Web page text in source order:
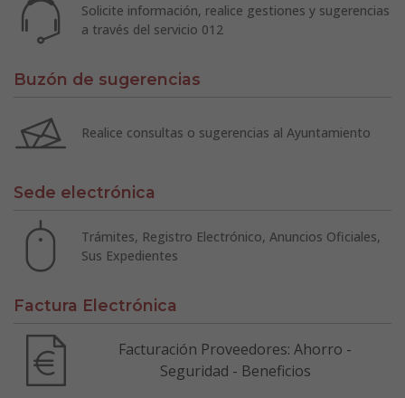
Solicite información, realice gestiones y sugerencias
a través del servicio 012
Buzón de sugerencias
Realice consultas o sugerencias al Ayuntamiento
Sede electrónica
Trámites, Registro Electrónico, Anuncios Oficiales,
Sus Expedientes
Factura Electrónica
Facturación Proveedores: Ahorro -
Seguridad - Beneficios